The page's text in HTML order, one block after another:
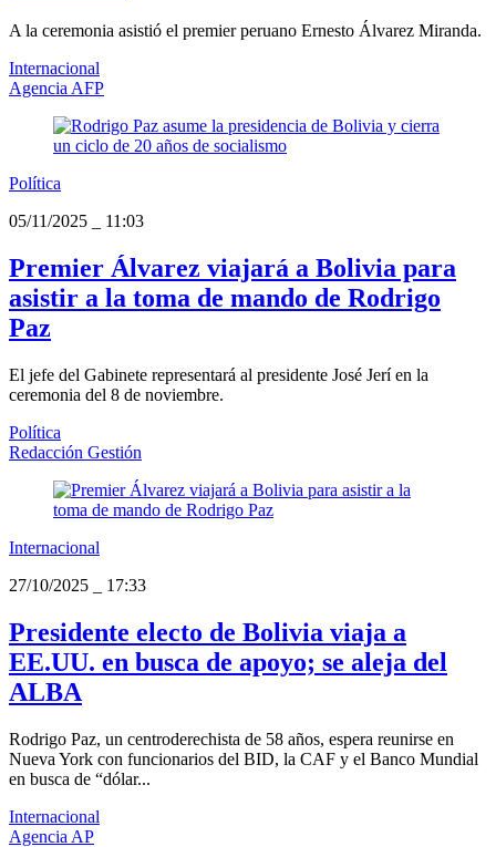
A la ceremonia asistió el premier peruano Ernesto Álvarez Miranda.
Internacional
Agencia AFP
Política
05/11/2025
11:03
Premier Álvarez viajará a Bolivia para
asistir a la toma de mando de Rodrigo
Paz
El jefe del Gabinete representará al presidente José Jerí en la
ceremonia del 8 de noviembre.
Política
Redacción Gestión
Internacional
27/10/2025
17:33
Presidente electo de Bolivia viaja a
EE.UU. en busca de apoyo; se aleja del
ALBA
Rodrigo Paz, un centroderechista de 58 años, espera reunirse en
Nueva York con funcionarios del BID, la CAF y el Banco Mundial
en busca de “dólar...
Internacional
Agencia AP